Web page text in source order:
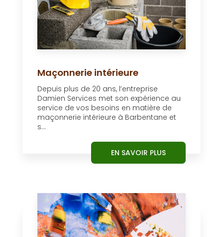
Maçonnerie intérieure
Depuis plus de 20 ans, l’entreprise
Damien Services met son expérience au
service de vos besoins en matière de
maçonnerie intérieure à Barbentane et
s...
EN SAVOIR PLUS